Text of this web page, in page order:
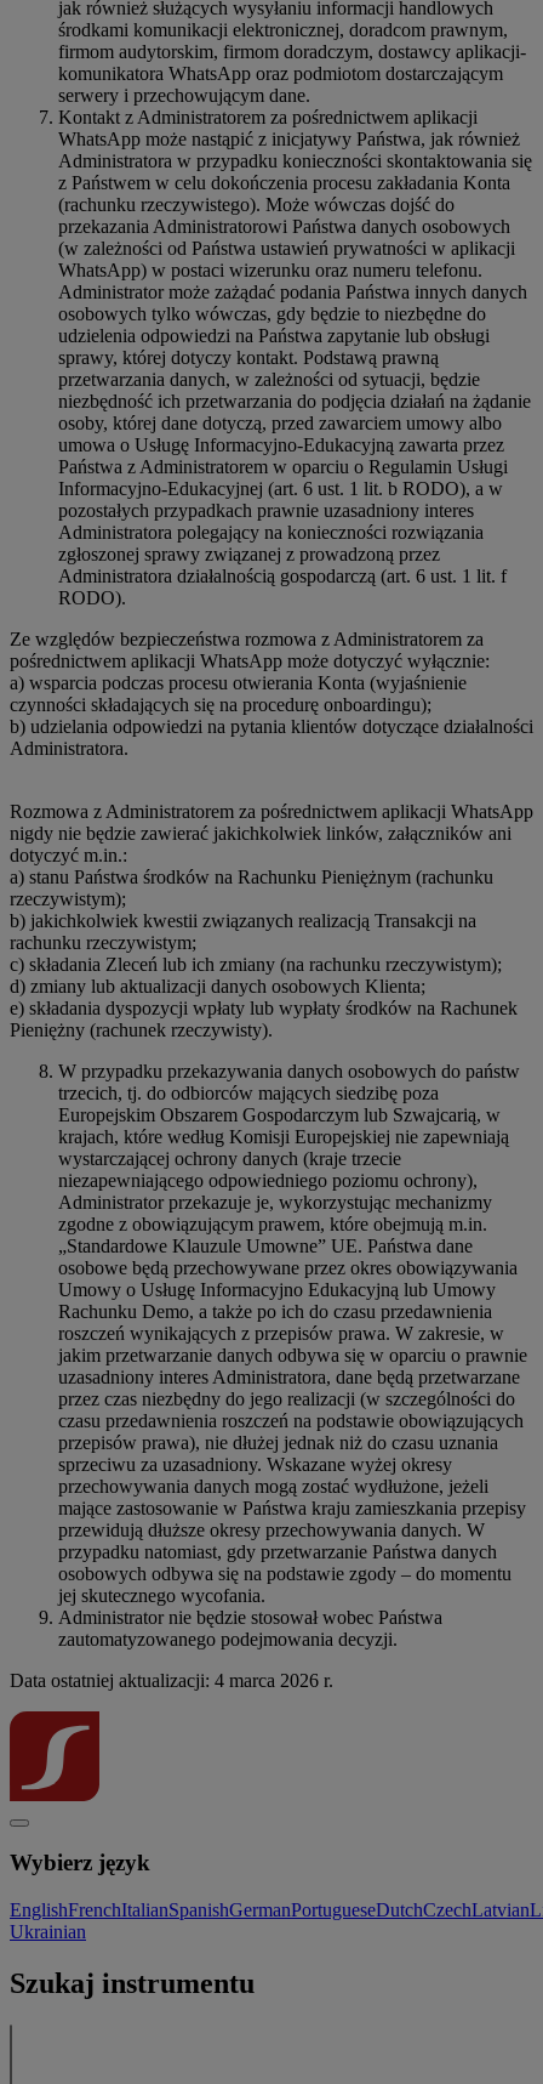
jak również służących wysyłaniu informacji handlowych
środkami komunikacji elektronicznej, doradcom prawnym,
firmom audytorskim, firmom doradczym, dostawcy aplikacji-
komunikatora WhatsApp oraz podmiotom dostarczającym
serwery i przechowującym dane.
Kontakt z Administratorem za pośrednictwem aplikacji
WhatsApp może nastąpić z inicjatywy Państwa, jak również
Administratora w przypadku konieczności skontaktowania się
z Państwem w celu dokończenia procesu zakładania Konta
(rachunku rzeczywistego). Może wówczas dojść do
przekazania Administratorowi Państwa danych osobowych
(w zależności od Państwa ustawień prywatności w aplikacji
WhatsApp) w postaci wizerunku oraz numeru telefonu.
Administrator może zażądać podania Państwa innych danych
osobowych tylko wówczas, gdy będzie to niezbędne do
udzielenia odpowiedzi na Państwa zapytanie lub obsługi
sprawy, której dotyczy kontakt. Podstawą prawną
przetwarzania danych, w zależności od sytuacji, będzie
niezbędność ich przetwarzania do podjęcia działań na żądanie
osoby, której dane dotyczą, przed zawarciem umowy albo
umowa o Usługę Informacyjno-Edukacyjną zawarta przez
Państwa z Administratorem w oparciu o Regulamin Usługi
Informacyjno-Edukacyjnej (art. 6 ust. 1 lit. b RODO), a w
pozostałych przypadkach prawnie uzasadniony interes
Administratora polegający na konieczności rozwiązania
zgłoszonej sprawy związanej z prowadzoną przez
Administratora działalnością gospodarczą (art. 6 ust. 1 lit. f
RODO).
Ze względów bezpieczeństwa rozmowa z Administratorem za
pośrednictwem aplikacji WhatsApp może dotyczyć wyłącznie:
a) wsparcia podczas procesu otwierania Konta (wyjaśnienie
czynności składających się na procedurę onboardingu);
b) udzielania odpowiedzi na pytania klientów dotyczące działalności
Administratora.
Rozmowa z Administratorem za pośrednictwem aplikacji WhatsApp
nigdy nie będzie zawierać jakichkolwiek linków, załączników ani
dotyczyć m.in.:
a) stanu Państwa środków na Rachunku Pieniężnym (rachunku
rzeczywistym);
b) jakichkolwiek kwestii związanych realizacją Transakcji na
rachunku rzeczywistym;
c) składania Zleceń lub ich zmiany (na rachunku rzeczywistym);
d) zmiany lub aktualizacji danych osobowych Klienta;
e) składania dyspozycji wpłaty lub wypłaty środków na Rachunek
Pieniężny (rachunek rzeczywisty).
W przypadku przekazywania danych osobowych do państw
trzecich, tj. do odbiorców mających siedzibę poza
Europejskim Obszarem Gospodarczym lub Szwajcarią, w
krajach, które według Komisji Europejskiej nie zapewniają
wystarczającej ochrony danych (kraje trzecie
niezapewniającego odpowiedniego poziomu ochrony),
Administrator przekazuje je, wykorzystując mechanizmy
zgodne z obowiązującym prawem, które obejmują m.in.
„Standardowe Klauzule Umowne” UE. Państwa dane
osobowe będą przechowywane przez okres obowiązywania
Umowy o Usługę Informacyjno Edukacyjną lub Umowy
Rachunku Demo, a także po ich do czasu przedawnienia
roszczeń wynikających z przepisów prawa. W zakresie, w
jakim przetwarzanie danych odbywa się w oparciu o prawnie
uzasadniony interes Administratora, dane będą przetwarzane
przez czas niezbędny do jego realizacji (w szczególności do
czasu przedawnienia roszczeń na podstawie obowiązujących
przepisów prawa), nie dłużej jednak niż do czasu uznania
sprzeciwu za uzasadniony. Wskazane wyżej okresy
przechowywania danych mogą zostać wydłużone, jeżeli
mające zastosowanie w Państwa kraju zamieszkania przepisy
przewidują dłuższe okresy przechowywania danych. W
przypadku natomiast, gdy przetwarzanie Państwa danych
osobowych odbywa się na podstawie zgody – do momentu
jej skutecznego wycofania.
Administrator nie będzie stosował wobec Państwa
zautomatyzowanego podejmowania decyzji.
Data ostatniej aktualizacji: 4 marca 2026 r.
Wybierz język
EnglishFrenchItalianSpanishGermanPortugueseDutchCzechLatvian
Ukrainian
Szukaj instrumentu